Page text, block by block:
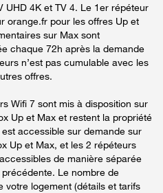
UHD 4K et TV 4. Le 1er répéteur
orange.fr pour les offres Up et
sur Max sont
chaque 72h après la demande
n’est pas cumulable avec les
offres.
Wifi 7 sont mis à disposition sur
Up et Max et restent la propriété
accessible sur demande sur
Up et Max, et les 2 répéteurs
de manière séparée
Le nombre de
votre logement (détails et tarifs